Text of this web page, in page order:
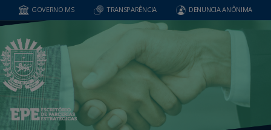
GOVERNO MS TRANSPARÊNCIA DENUNCIA ANÔNIMA